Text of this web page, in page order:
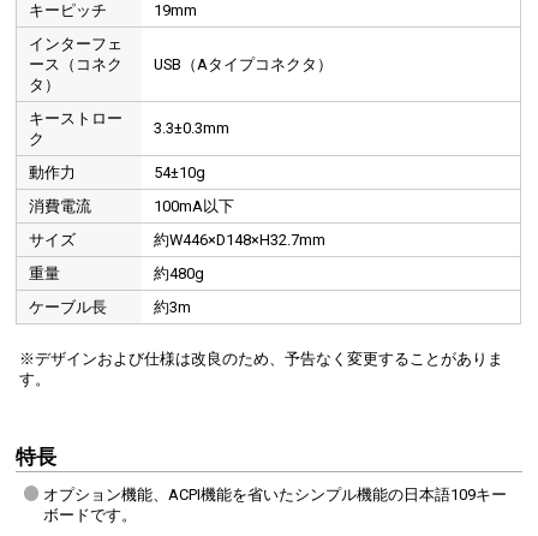
キーピッチ
19mm
インターフェ
ース（コネク
タ）
USB（Aタイプコネクタ）
キーストロー
ク
3.3±0.3mm
動作力
54±10g
消費電流
100mA以下
サイズ
約W446×D148×H32.7mm
重量
約480g
ケーブル長
約3m
※デザインおよび仕様は改良のため、予告なく変更することがありま
す。
特長
オプション機能、ACPI機能を省いたシンプル機能の日本語109キー
ボードです。